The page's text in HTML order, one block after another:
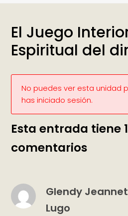
El Juego
Espiritual del
No puedes ver esta unidad
has iniciado sesión.
Esta entrada tiene
comentarios
Glendy
Lugo